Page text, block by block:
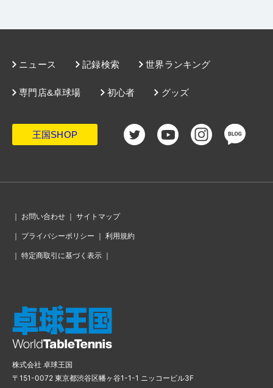
ニュース 記録検索 世界ランキング
グッズ
専門店&卓球場 初心者
王国SHOP
｜ お問い合わせ ｜ サイトマップ
｜ プライバシーポリシー ｜ 利用規約
｜ 特定商取引に基づく表示 ｜
株式会社 卓球王国
〒151-0072 東京都渋谷区幡ヶ谷1-1-1 ニッコービル3F